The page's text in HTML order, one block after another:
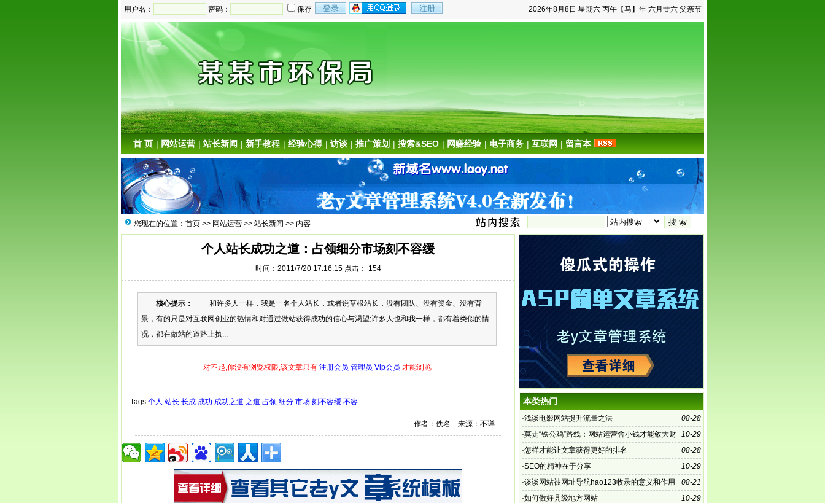
2026年8月8日 星期六 丙午【马】年 六月廿六 父亲节
用户名： 密码： 保存
首 页 | 网站运营 |站长新闻 | 新手教程 | 经验心得 | 访谈 | 推广策划 | 搜索&SEO | 网赚经验 | 电子商务 | 互联网 | 留言本
您现在的位置： 首页 >> 网站运营 >> 站长新闻 >> 内容
个人站长成功之道：占领细分市场刻不容缓
时间：2011/7/20 17:16:15 点击： 154
核心提示：
和许多人一样，我是一名个人站长，或者说草根站长，没有团队、没有资金、没有背
景，有的只是对互联网创业的热情和对通过做站获得成功的信心与渴望;许多人也和我一样，都有着类似的情
况，都在做站的道路上执...
对不起,你没有浏览权限,该文章只有注册会员 管理员 Vip会员 才能浏览
Tags:个人 站长 长成 成功 成功之道 之道 占领 细分 市场 刻不容缓 不容
作者：佚名 来源：不详
本类热门
08-28
·浅谈电影网站提升流量之法
10-29
·莫走“铁公鸡”路线：网站运营舍小钱才能敛大财
08-28
·怎样才能让文章获得更好的排名
10-29
·SEO的精神在于分享
08-21
·谈谈网站被网址导航hao123收录的意义和作用
10-29
·如何做好县级地方网站